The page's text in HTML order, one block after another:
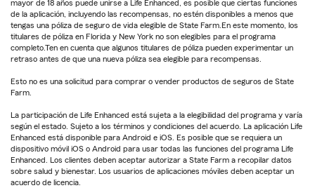
mayor de 18 años puede unirse a Life Enhanced, es posible que ciertas funciones
de la aplicación, incluyendo las recompensas, no estén disponibles a menos que
tengas una póliza de seguro de vida elegible de State Farm.En este momento, los
titulares de póliza en Florida y New York no son elegibles para el programa
completo.Ten en cuenta que algunos titulares de póliza pueden experimentar un
retraso antes de que una nueva póliza sea elegible para recompensas.
Esto no es una solicitud para comprar o vender productos de seguros de State
Farm.
La participación de Life Enhanced está sujeta a la elegibilidad del programa y varía
según el estado. Sujeto a los términos y condiciones del acuerdo. La aplicación Life
Enhanced está disponible para Android e iOS. Es posible que se requiera un
dispositivo móvil iOS o Android para usar todas las funciones del programa Life
Enhanced. Los clientes deben aceptar autorizar a State Farm a recopilar datos
sobre salud y bienestar. Los usuarios de aplicaciones móviles deben aceptar un
acuerdo de licencia.